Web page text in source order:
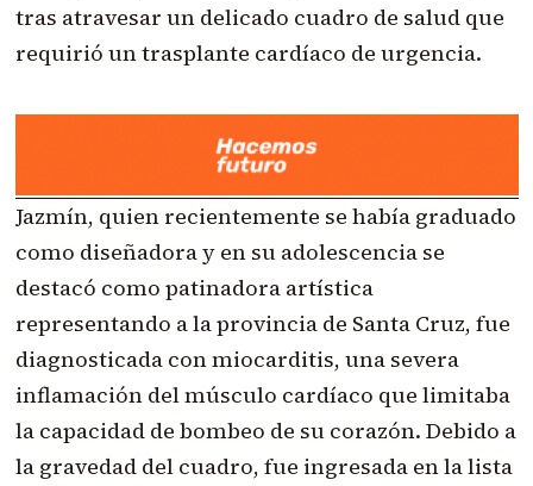
tras atravesar un delicado cuadro de salud que
requirió un trasplante cardíaco de urgencia.
Jazmín, quien recientemente se había graduado
como diseñadora y en su adolescencia se
destacó como patinadora artística
representando a la provincia de Santa Cruz, fue
diagnosticada con miocarditis, una severa
inflamación del músculo cardíaco que limitaba
la capacidad de bombeo de su corazón. Debido a
la gravedad del cuadro, fue ingresada en la lista